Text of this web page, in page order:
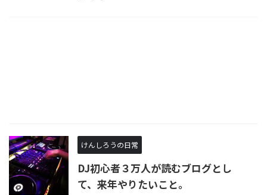
けんしろうの日常
DJ初心者３万人が読むブログとし
て、来年やりたいこと。